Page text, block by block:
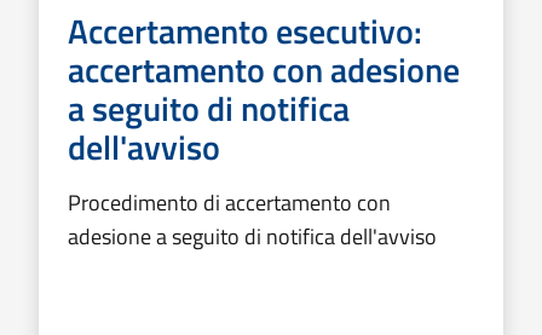
Accertamento esecutivo:
accertamento con adesione
a seguito di notifica
dell'avviso
Procedimento di accertamento con
adesione a seguito di notifica dell'avviso